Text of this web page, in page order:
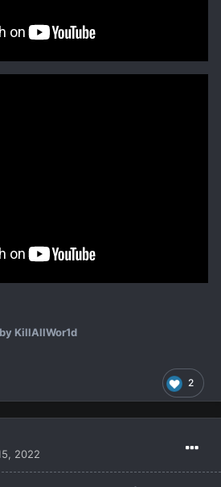
by KillAllWor1d
2
2022